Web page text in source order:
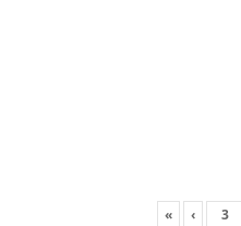
« ‹